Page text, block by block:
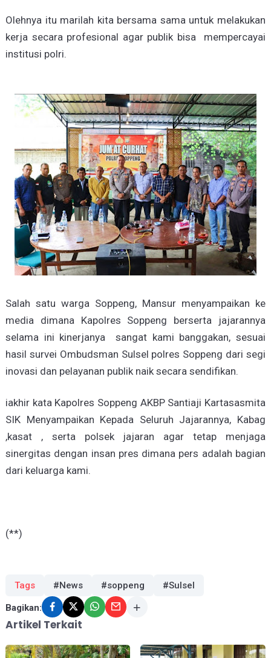
Olehnya itu marilah kita bersama sama untuk melakukan
kerja secara profesional agar publik bisa mempercayai
institusi polri.
Salah satu warga Soppeng, Mansur menyampaikan ke
media dimana Kapolres Soppeng berserta jajarannya
selama ini kinerjanya sangat kami banggakan, sesuai
hasil survei Ombudsman Sulsel polres Soppeng dari segi
inovasi dan pelayanan publik naik secara sendifikan.
iakhir kata Kapolres Soppeng AKBP Santiaji Kartasasmita
SIK Menyampaikan Kepada Seluruh Jajarannya, Kabag
,kasat , serta polsek jajaran agar tetap menjaga
sinergitas dengan insan pres dimana pers adalah bagian
dari keluarga kami.
(**)
Tags #News #soppeng #Sulsel
Bagikan:
Artikel Terkait